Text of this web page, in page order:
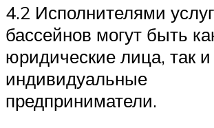
4.2 Исполнителями услуг
бассейнов могут быть
юридические лица, так и
индивидуальные
предприниматели.